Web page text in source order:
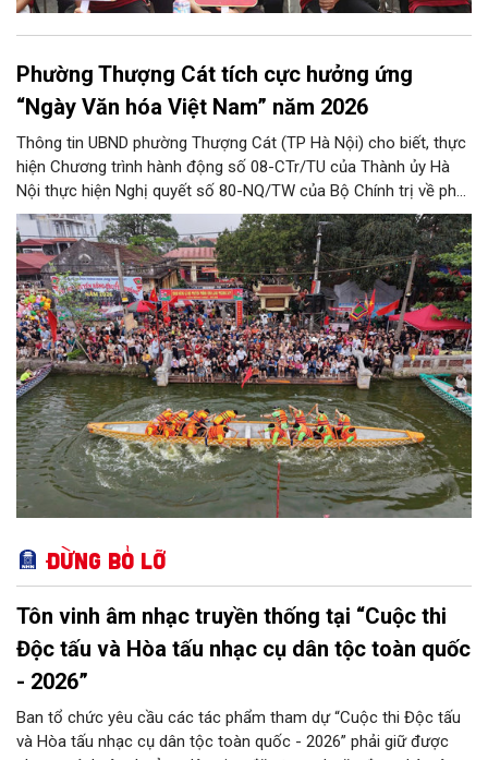
Phường Thượng Cát tích cực hưởng ứng
“Ngày Văn hóa Việt Nam” năm 2026
Thông tin UBND phường Thượng Cát (TP Hà Nội) cho biết, thực
hiện Chương trình hành động số 08-CTr/TU của Thành ủy Hà
Nội thực hiện Nghị quyết số 80-NQ/TW của Bộ Chính trị về phát
triển Văn hóa Việt Nam; Kế hoạch của UBND Thành phố Hà Nội,
phường Thượng Cát tổ chức nhiều hoạt động trong tháng
11/2026 hưởng ứng “Ngày Văn hóa Việt Nam” năm 2026 trên
địa bàn.
Đừng bỏ lỡ
Tôn vinh âm nhạc truyền thống tại “Cuộc thi
Độc tấu và Hòa tấu nhạc cụ dân tộc toàn quốc
- 2026”
Ban tổ chức yêu cầu các tác phẩm tham dự “Cuộc thi Độc tấu
và Hòa tấu nhạc cụ dân tộc toàn quốc - 2026” phải giữ được